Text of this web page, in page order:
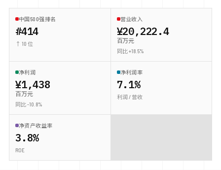
中国500强排名
#414
↑ 10 位
营业收入
¥20,222.4
百万元
同比 +18.5%
净利润
¥1,438
百万元
同比 -10.8%
净利润率
7.1%
利润 / 营收
净资产收益率
3.8%
ROE